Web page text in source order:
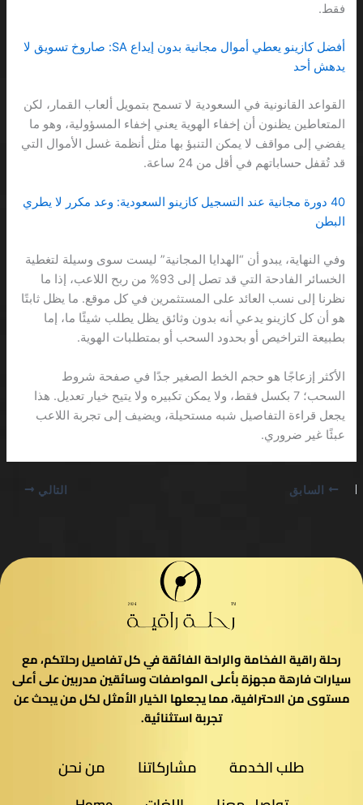
فقط.
أفضل كازينو يعطي أموال مجانية بدون إيداع SA: صاروخ تسويق لا
يدهش أحد
القواعد القانونية في السعودية لا تسمح بتمويل ألعاب القمار، لكن
المتعاطين يظنون أن إخفاء الهوية يعني إخفاء المسؤولية، وهو ما
يفضي إلى مواقف لا يمكن التنبؤ بها مثل أنظمة غسل الأموال التي
قد تُقفل حساباتهم في أقل من 24 ساعة.
40 دورة مجانية عند التسجيل كازينو السعودية: وعد مكرر لا يطري
البطن
وفي النهاية، يبدو أن “الهدايا المجانية” ليست سوى وسيلة لتغطية
الخسائر الفادحة التي قد تصل إلى 93% من ربح اللاعب، إذا ما
نظرنا إلى نسب العائد على المستثمرين في كل موقع. ما يظل ثابتًا
هو أن كل كازينو يدعي أنه بدون وثائق يظل يطلب شيئًا ما، إما
بطبيعة التراخيص أو بحدود السحب أو بمتطلبات الهوية.
الأكثر إزعاجًا هو حجم الخط الصغير جدًا في صفحة شروط
السحب؛ 7 بكسل فقط، ولا يمكن تكبيره ولا يتيح خيار تعديل. هذا
يجعل قراءة التفاصيل شبه مستحيلة، ويضيف إلى تجربة اللاعب
عبئًا غير ضروري.
السابق التالي
رحلة راقية الفخامة والراحة الفائقة في كل تفاصيل رحلتكم، مع
سيارات فارهة مجهزة بأعلى المواصفات وسائقين مدربين على أعلى
مستوى من الاحترافية، مما يجعلها الخيار الأمثل لكل من يبحث عن
تجربة استثنائية.
طلب الخدمة مشاركاتنا
من نحن